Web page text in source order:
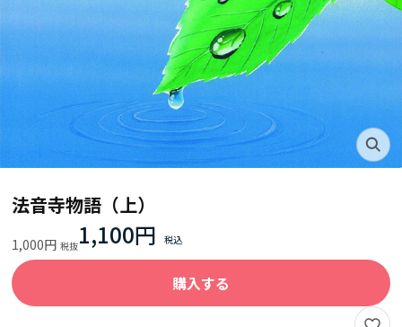
法音寺物語（上）
1,000円 1,100円
購入する